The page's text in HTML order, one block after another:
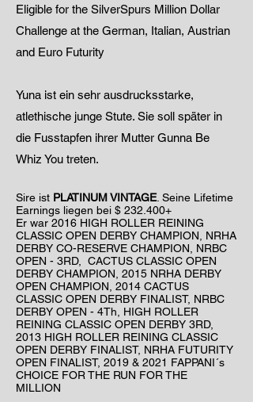
Eligible for the SilverSpurs Million Dollar
Challenge at the German, Italian, Austrian
and Euro Futurity
Yuna ist ein sehr ausdrucksstarke,
atlethische junge Stute. Sie soll später in
die Fusstapfen ihrer Mutter Gunna Be
Whiz You treten.
Sire ist PLATINUM VINTAGE. Seine Lifetime
Earnings liegen bei $ 232.400+
Er war 2016 HIGH ROLLER REINING
CLASSIC OPEN DERBY CHAMPION, NRHA
DERBY CO-RESERVE CHAMPION, NRBC
OPEN - 3RD, CACTUS CLASSIC OPEN
DERBY CHAMPION, 2015 NRHA DERBY
OPEN CHAMPION, 2014 CACTUS
CLASSIC OPEN DERBY FINALIST, NRBC
DERBY OPEN - 4Th, HIGH ROLLER
REINING CLASSIC OPEN DERBY 3RD,
2013 HIGH ROLLER REINING CLASSIC
OPEN DERBY FINALIST, NRHA FUTURITY
OPEN FINALIST, 2019 & 2021 FAPPANI´s
CHOICE FOR THE RUN FOR THE
MILLION